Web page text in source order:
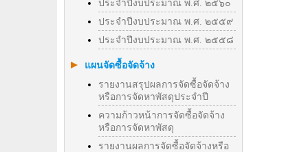
ประจำปีงบประมาณ พ.ศ. ๒๕๖๐
ประจำปีงบประมาณ พ.ศ. ๒๕๕๙
ประจำปีงบประมาณ พ.ศ. ๒๕๕๘
แผนจัดซื้อจัดจ้าง
รายงานสรุปผลการจัดซื้อจัดจ้าง
หรือการจัดหาพัสดุประจำปี
ความก้าวหน้าการจัดซื้อจัดจ้าง
หรือการจัดหาพัสดุ
รายงานผลการจัดซื้อจัดจ้างหรือ